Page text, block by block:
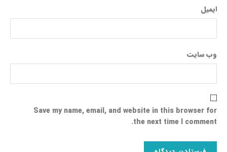
ایمیل
وب‌ سایت
Save my name, email, and website in this browser for
the next time I comment.